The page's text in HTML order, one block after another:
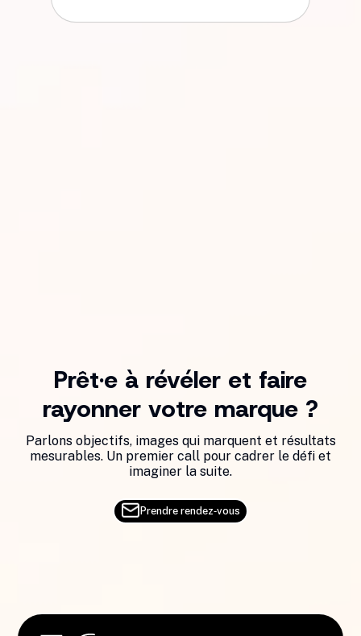
Prêt·e à révéler et faire
rayonner votre marque ?
Parlons objectifs, images qui marquent et résultats
mesurables. Un premier call pour cadrer le défi et
imaginer la suite.
Prendre rendez‑vous